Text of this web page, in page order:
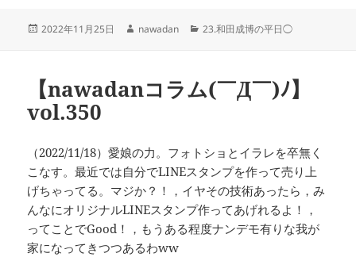
投
2022年11月25日
作
nawadan
カ
ー
23.和田成博の平日◯
【nawadanコラム(￣Д￣)ﾉ】
vol.350
（2022/11/18）愛娘の力。フォトショとイラレを卒無く
こなす。最近では自分でLINEスタンプを作って売り上
げちゃってる。マジか？！，イヤその技術あったら，み
んなにオリジナルLINEスタンプ作ってあげれるよ！，
ってことでGood！，もうある程度ナンデモ有りな我が
家になってきつつあるわww